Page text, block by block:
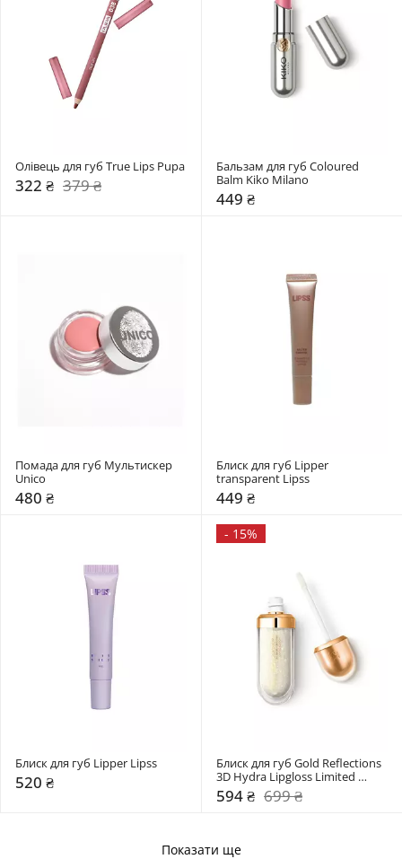
Олівець для губ True Lips Pupa
322 ₴ 379 ₴
Бальзам для губ Coloured
Balm Kiko Milano
449 ₴
Помада для губ Мультискер
Unico
480 ₴
Блиск для губ Lipper
transparent Lipss
449 ₴
Блиск для губ Lipper Lipss
520 ₴
- 15%
Блиск для губ Gold Reflections
3D Hydra Lipgloss Limited
Edition Kiko Milano
594 ₴ 699 ₴
Показати ще